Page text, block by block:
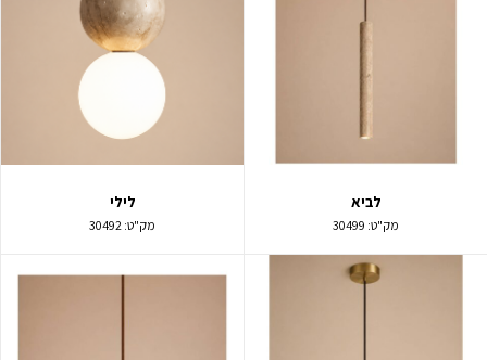
לביא
מק"ט: 30499
לילי
מק"ט: 30492